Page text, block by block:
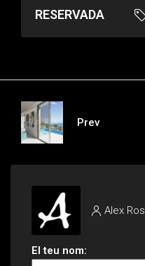
RESERVADA
Prev
Alex Ros
El teu nom: